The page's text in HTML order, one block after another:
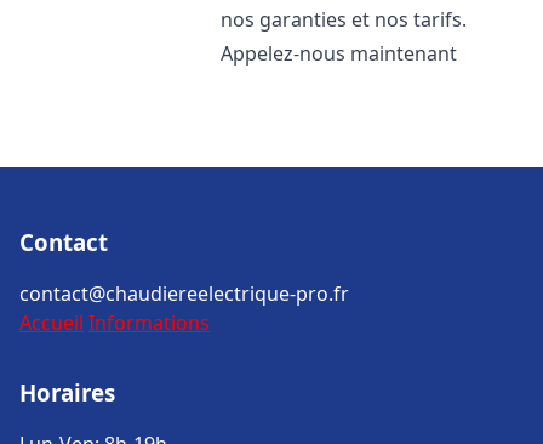
nos garanties et nos tarifs.
Appelez-nous maintenant
Contact
contact@chaudiereelectrique-pro.fr
Accueil Informations
Horaires